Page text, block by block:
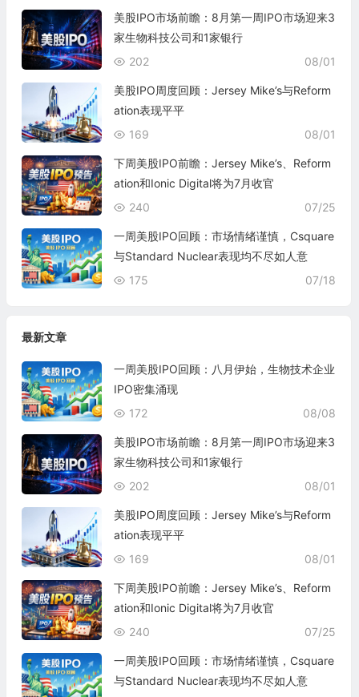
美股IPO市场前瞻：8月第一周IPO市场迎来3
家生物科技公司和1家银行
08/01
202
美股IPO周度回顾：Jersey Mike’s与Reform
ation表现平平
08/01
169
下周美股IPO前瞻：Jersey Mike’s、Reform
ation和Ionic Digital将为7月收官
07/25
240
一周美股IPO回顾：市场情绪谨慎，Csquare
与Standard Nuclear表现均不尽如人意
07/18
175
最新文章
一周美股IPO回顾：八月伊始，生物技术企业
IPO密集涌现
08/08
172
美股IPO市场前瞻：8月第一周IPO市场迎来3
家生物科技公司和1家银行
08/01
202
美股IPO周度回顾：Jersey Mike’s与Reform
ation表现平平
08/01
169
下周美股IPO前瞻：Jersey Mike’s、Reform
ation和Ionic Digital将为7月收官
07/25
240
一周美股IPO回顾：市场情绪谨慎，Csquare
与Standard Nuclear表现均不尽如人意